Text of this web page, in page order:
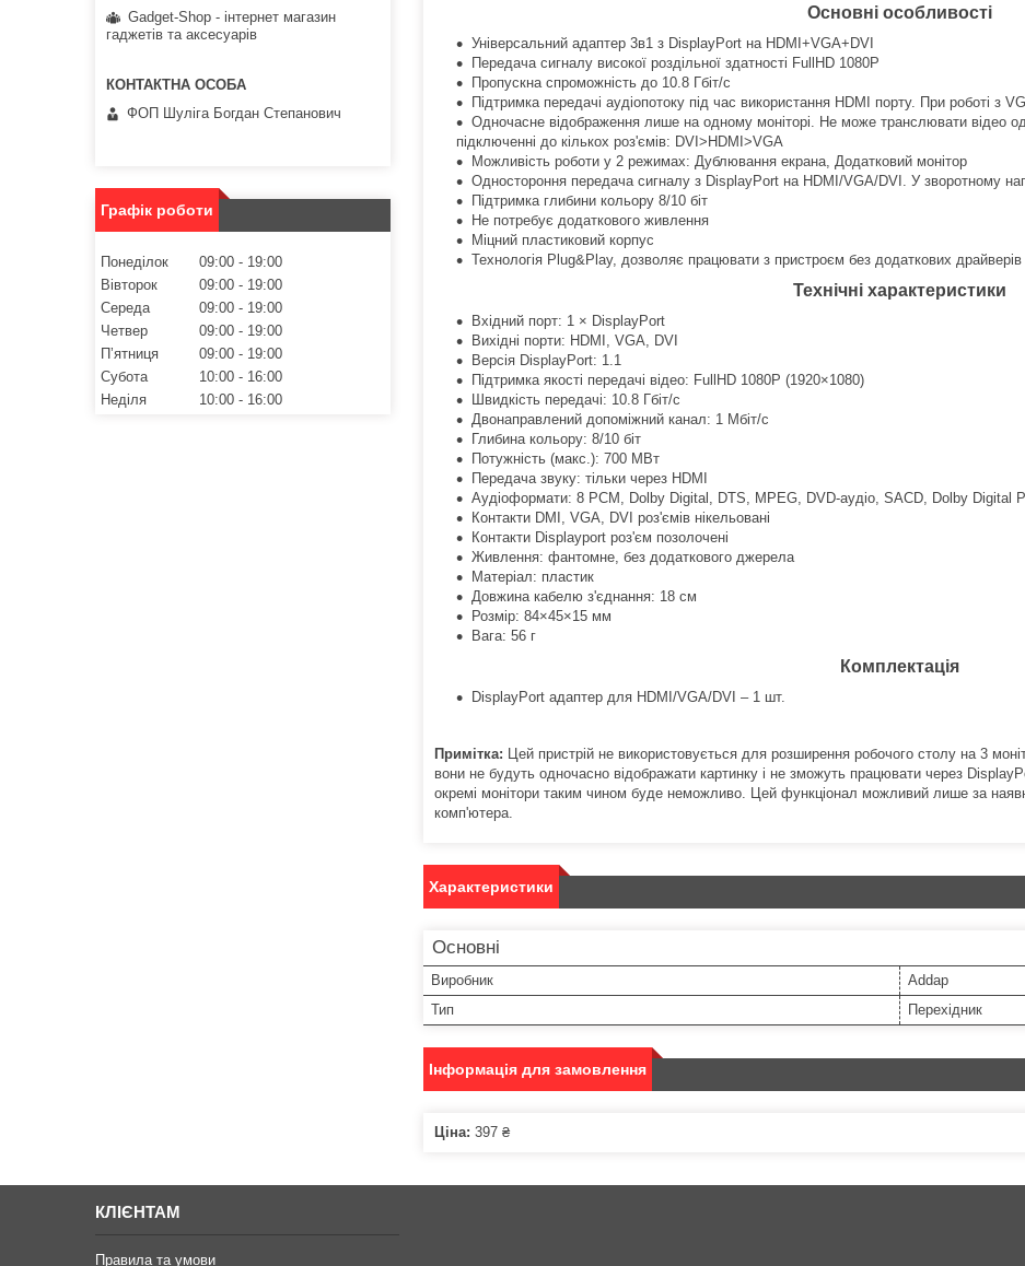
Основні особливості
Універсальний адаптер 3в1 з DisplayPort на HDMI+VGA+DVI
Передача сигналу високої роздільної здатності FullHD 1080P
Пропускна спроможність до 10.8 Гбіт/с
Підтримка передачі аудіопотоку під час використання HDMI порту. При роботі з
Одночасне відображення лише на одному моніторі. Не може транслювати відео
підключенні до кількох роз'ємів: DVI>HDMI>VGA
Можливість роботи у 2 режимах: Дублювання екрана, Додатковий монітор
Одностороння передача сигналу з DisplayPort на HDMI/VGA/DVI. У зворотному
Підтримка глибини кольору 8/10 біт
Не потребує додаткового живлення
Міцний пластиковий корпус
Технологія Plug&Play, дозволяє працювати з пристроєм без додаткових
Технічні характеристики
Вхідний порт: 1 × DisplayPort
Вихідні порти: HDMI, VGA, DVI
Версія DisplayPort: 1.1
Підтримка якості передачі відео: FullHD 1080P (1920×1080)
Швидкість передачі: 10.8 Гбіт/с
Двонаправлений допоміжний канал: 1 Мбіт/с
Глибина кольору: 8/10 біт
Потужність (макс.): 700 МВт
Передача звуку: тільки через HDMI
Аудіоформати: 8 PCM, Dolby Digital, DTS, MPEG, DVD-аудіо, SACD, Dolby Digital
Контакти DMI, VGA, DVI роз'ємів нікельовані
Контакти Displayport роз'єм позолочені
Живлення: фантомне, без додаткового джерела
Матеріал: пластик
Довжина кабелю з'єднання: 18 см
Розмір: 84×45×15 мм
Вага: 56 г
Комплектація
DisplayPort адаптер для HDMI/VGA/DVI – 1 шт.
Примітка: Цей пристрій не використовується для розширення робочого столу на 3
вони не будуть одночасно відображати картинку і не зможуть працювати через
окремі монітори таким чином буде неможливо. Цей функціонал можливий лише за
комп'ютера.
Характеристики
Основні
Виробник
Addap
Тип
Перехідник
Інформація для замовлення
Ціна: 397 ₴
Gadget-Shop - інтернет магазин
гаджетів та аксесуарів
ФОП Шуліга Богдан Степанович
Графік роботи
Понеділок 09:00
19:00
Вівторок
09:00
19:00
Середа
09:00
19:00
Четвер
09:00
19:00
Пʼятниця
09:00
19:00
Субота
10:00
16:00
Неділя
10:00 16:00
КЛІЄНТАМ
Правила та умови